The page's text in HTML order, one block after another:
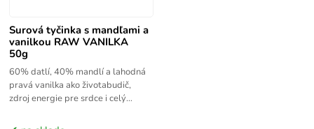
Surová tyčinka s mandľami a
vanilkou RAW VANILKA
50g
60% datlí, 40% mandlí a lahodná
pravá vanilka ako životabudič,
zdroj energie pre srdce i celý
dobrú náladu.